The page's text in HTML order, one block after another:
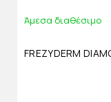
Άμεσα διαθέσιμο
FREZYDERM